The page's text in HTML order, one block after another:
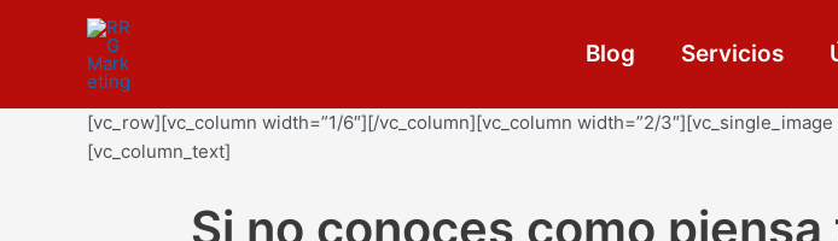
Blog Servicios
[vc_row][vc_column width=”1/6″][/vc_column][vc_column width=”2/
[vc_column_text]
Si no conoces como